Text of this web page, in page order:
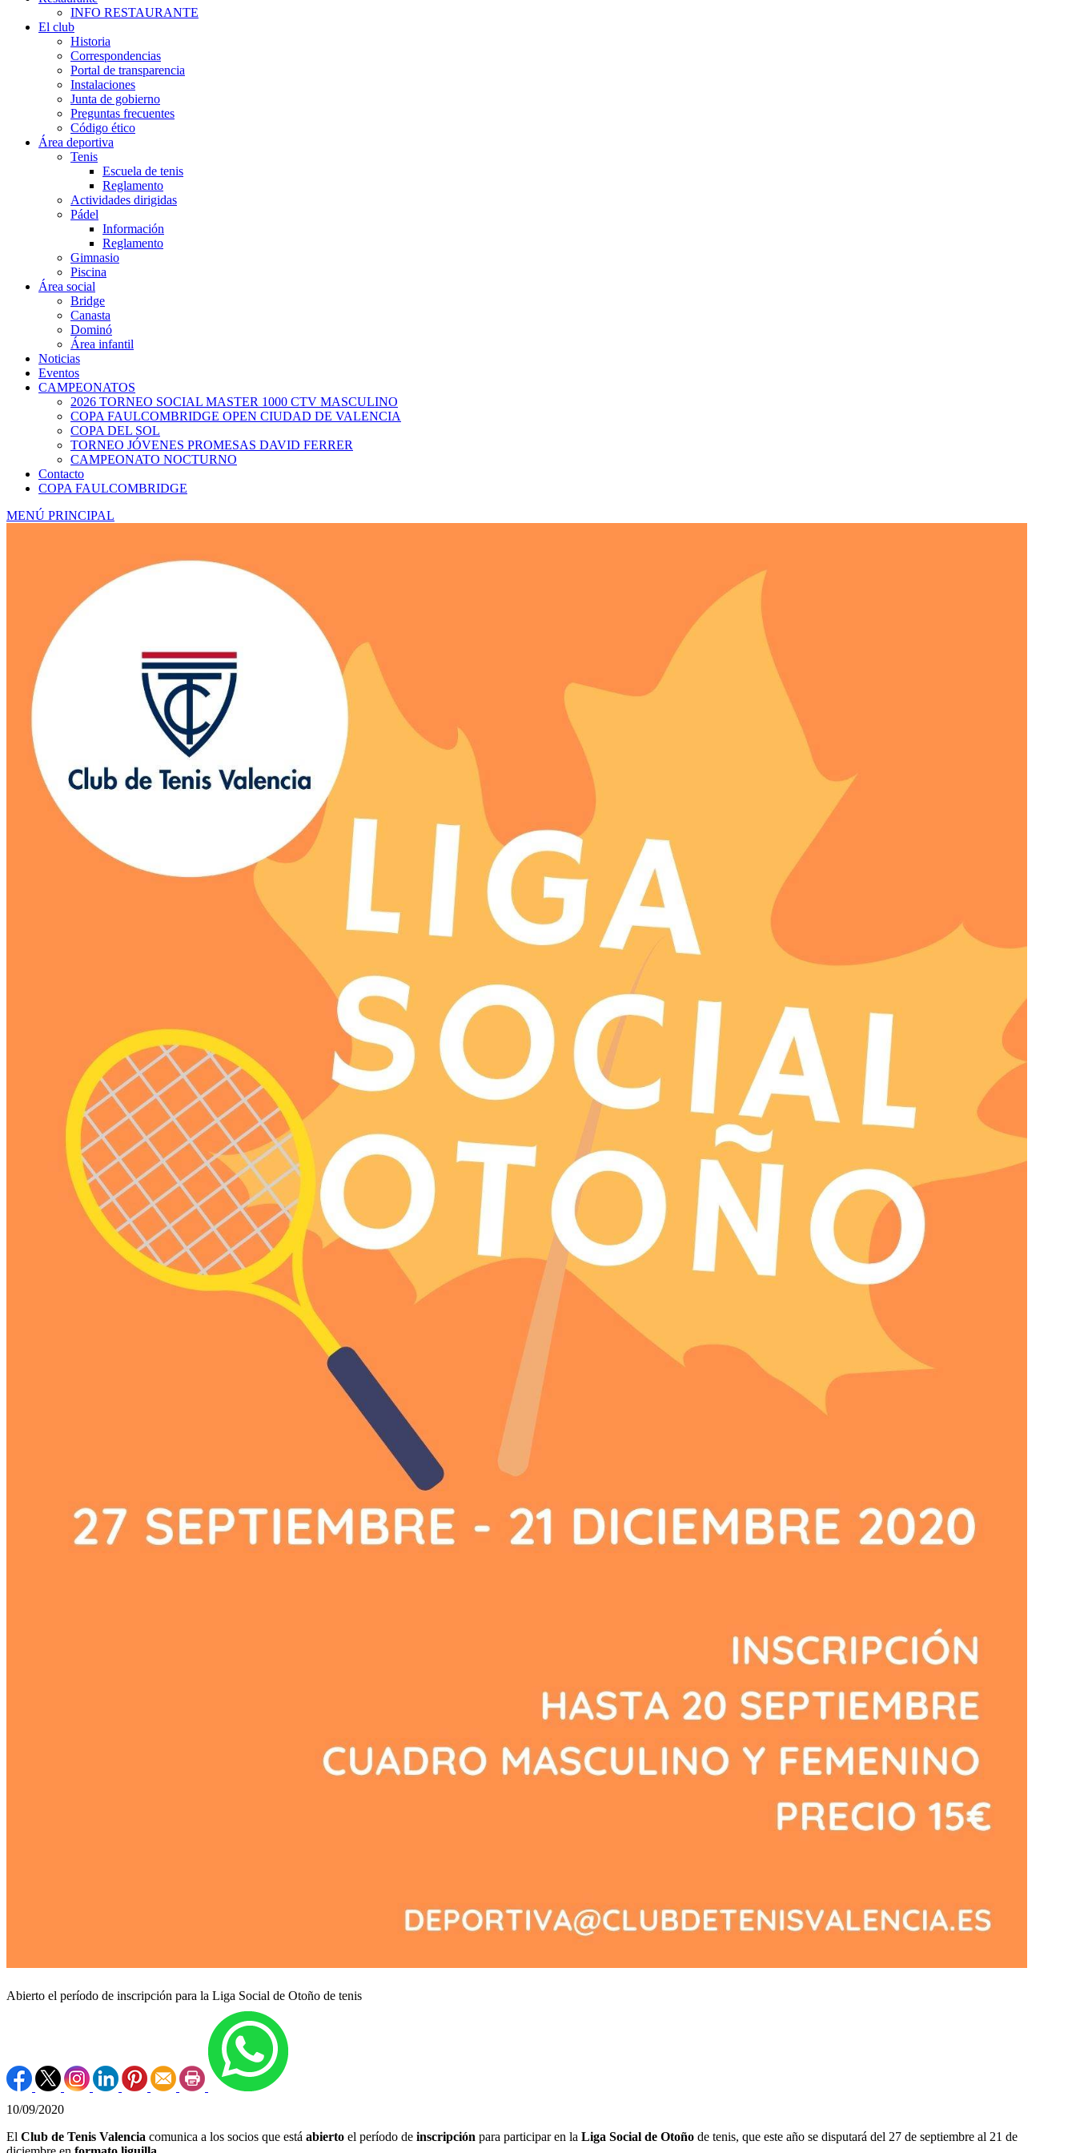
INFO RESTAURANTE
El club
Historia
Correspondencias
Portal de transparencia
Instalaciones
Junta de gobierno
Preguntas frecuentes
Código ético
Área deportiva
Tenis
Escuela de tenis
Reglamento
Actividades dirigidas
Pádel
Información
Reglamento
Gimnasio
Piscina
Área social
Bridge
Canasta
Dominó
Área infantil
Noticias
Eventos
CAMPEONATOS
2026 TORNEO SOCIAL MASTER 1000 CTV MASCULINO
COPA FAULCOMBRIDGE OPEN CIUDAD DE VALENCIA
COPA DEL SOL
TORNEO JÓVENES PROMESAS DAVID FERRER
CAMPEONATO NOCTURNO
Contacto
COPA FAULCOMBRIDGE
MENÚ PRINCIPAL
Abierto el período de inscripción para la Liga Social de Otoño de tenis
10/09/2020
El Club de Tenis Valencia comunica a los socios que está abierto el período de inscripción para participar en la Liga Social de Otoño de tenis, que este año se disputará del 27 de septiembre al 21 de